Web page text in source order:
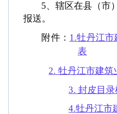
5、辖区在县（市
报送。
附件： 1.牡丹江
表
2. 牡丹江市建
3. 封皮目
4.牡丹江市